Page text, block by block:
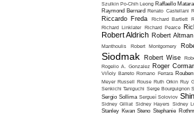
Szulkin Po-Chih Leong Raffaello
Raymond Bernard Renato Castellani
Riccardo Freda Richard Bartlett
Richard Linklater Richard Pearce
Robert Aldrich Robert Altman
Manthoulis Robert Montgomery
Siodmak Robert Wise
Rogelio A. Gonzalez Roger
Viñoly Barreto Romano Ferrara
Meyer Russell Rouse Ruth Orkin Ruy
Senkichi Taniguchi Serge Bourguignon
Sergio Sollima Sergueï Soloviov
Sidney Gilliat Sidney Hayers Sidney
Stanley Kwan Steno Stephanie